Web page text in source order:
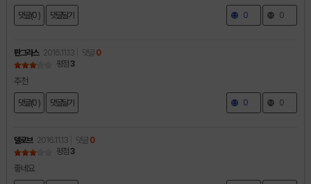
댓글(0 ) 댓글달기 0 0
판그라스 2016.11.13 댓글 0
평점 3
추천
댓글(0 ) 댓글달기 0 0
델로브 2016.11.13 댓글 0
평점 3
좋네요